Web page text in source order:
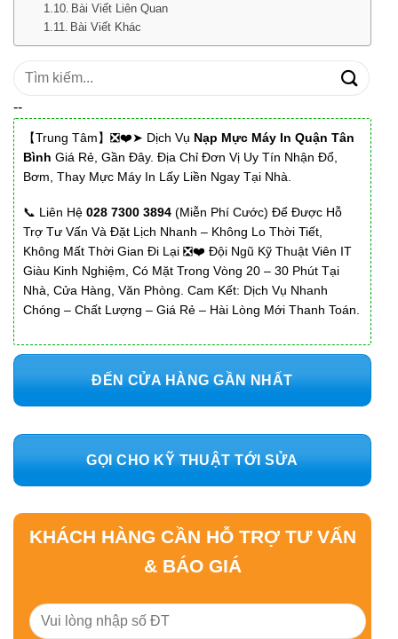
Bài Viết Liên Quan
Bài Viết Khác
Tìm
--
【Trung Tâm】❎❤️➤ Dịch Vụ Nạp Mực Máy In Quận Tân
Bình Giá Rẻ, Gần Đây. Địa Chỉ Đơn Vị Uy Tín Nhận Đổ,
Bơm, Thay Mực Máy In Lấy Liền Ngay Tại Nhà.
📞 Liên Hệ 028 7300 3894 (Miễn Phí Cước) Để Được Hỗ
Trợ Tư Vấn Và Đặt Lịch Nhanh – Không Lo Thời Tiết,
Không Mất Thời Gian Đi Lại ❎❤️ Đội Ngũ Kỹ Thuật Viên IT
Giàu Kinh Nghiệm, Có Mặt Trong Vòng 20 – 30 Phút Tại
Nhà, Cửa Hàng, Văn Phòng. Cam Kết: Dịch Vụ Nhanh
Chóng – Chất Lượng – Giá Rẻ – Hài Lòng Mới Thanh Toán.
ĐẾN CỬA HÀNG GẦN NHẤT
GỌI CHO KỸ THUẬT TỚI SỬA
KHÁCH HÀNG CẦN HỖ TRỢ TƯ VẤN
& BÁO GIÁ